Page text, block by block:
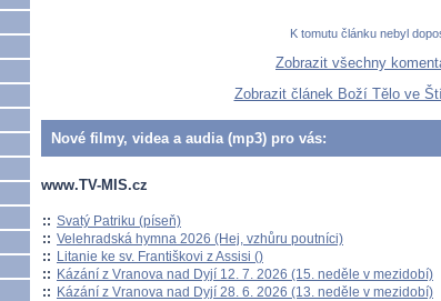
K tomutu článku nebyl
Zobrazit všechny
Zobrazit článek Boží Tělo ve
Nové filmy, videa a audia (mp3) pro vás:
www.TV-MIS.cz
:: Svatý Patriku (píseň)
:: Velehradská hymna 2026 (Hej, vzhůru poutníci)
:: Litanie ke sv. Františkovi z Assisi ()
:: Kázání z Vranova nad Dyjí 12. 7. 2026 (15. neděle v mezidobí)
:: Kázání z Vranova nad Dyjí 28. 6. 2026 (13. neděle v mezidobí)